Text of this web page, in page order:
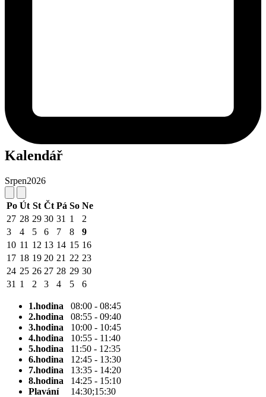
Kalendář
Srpen2026
Po Út St Čt Pá So Ne
27 28 29 30 31 1
2
3
4 5 6 7 8
9
10 11 12 13 14 15 16
17 18 19 20 21 22 23
24 25 26 27 28 29 30
31 1 2 3 4 5 6
1.hodina 08:00 - 08:45
2.hodina 08:55 - 09:40
3.hodina 10:00 - 10:45
4.hodina 10:55 - 11:40
5.hodina 11:50 - 12:35
6.hodina 12:45 - 13:30
7.hodina 13:35 - 14:20
8.hodina 14:25 - 15:10
Plavání14:30;15:30